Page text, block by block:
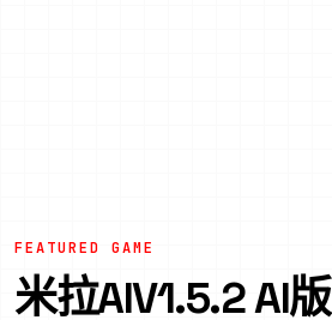
FEATURED GAME
米拉AIV1.5.2 AI版